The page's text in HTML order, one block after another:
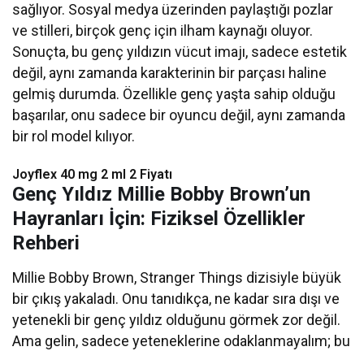
sağlıyor. Sosyal medya üzerinden paylaştığı pozlar
ve stilleri, birçok genç için ilham kaynağı oluyor.
Sonuçta, bu genç yıldızın vücut imajı, sadece estetik
değil, aynı zamanda karakterinin bir parçası haline
gelmiş durumda. Özellikle genç yaşta sahip olduğu
başarılar, onu sadece bir oyuncu değil, aynı zamanda
bir rol model kılıyor.
Joyflex 40 mg 2 ml 2 Fiyatı
Genç Yıldız Millie Bobby Brown’un
Hayranları İçin: Fiziksel Özellikler
Rehberi
Millie Bobby Brown, Stranger Things dizisiyle büyük
bir çıkış yakaladı. Onu tanıdıkça, ne kadar sıra dışı ve
yetenekli bir genç yıldız olduğunu görmek zor değil.
Ama gelin, sadece yeteneklerine odaklanmayalım; bu